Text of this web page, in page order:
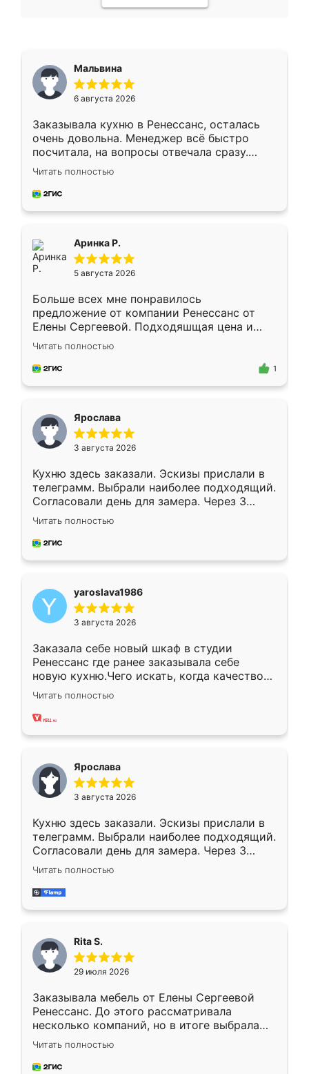
Мальвина
6 августа 2026
Заказывала кухню в Ренессанс, осталась
очень довольна. Менеджер всё быстро
посчитала, на вопросы отвечала сразу.
Замерщик приехал в субботу, подошёл к
делу со всей ответственностью. Собрали
за день, ребята работали аккуратно, даже
Читать полностью
Аринка Р.
5 августа 2026
Больше всех мне понравилось
предложение от компании Ренессанс от
Елены Сергеевой. Подходяшщая цена и
короткие сроки изготовления. Приехавший
для замера сотрудник Владислав
предложил по моему эскизу самый
Читать полностью
1
Ярослава
3 августа 2026
Кухню здесь заказали. Эскизы прислали в
телеграмм. Выбрали наиболее подходящий.
Согласовали день для замера. Через 3
недели кухня была уже готова. Остались
довольны работой. Спасибо Ренессанс
мебель за качественную работу!
Читать полностью
yaroslava1986
3 августа 2026
Заказала себе новый шкаф в студии
Ренессанс где ранее заказывала себе
новую кухню.Чего искать, когда качеством
вполне довольна. Служит кухня уже почти
два года, нареканий нет.
Читать полностью
Ярослава
3 августа 2026
Кухню здесь заказали. Эскизы прислали в
телеграмм. Выбрали наиболее подходящий.
Согласовали день для замера. Через 3
недели кухня была уже готова. Остались
довольны работой. Спасибо Ренессанс
мебель за качественную работу!
Читать полностью
Rita S.
29 июля 2026
Заказывала мебель от Елены Сергеевой
Ренессанс. До этого рассматривала
несколько компаний, но в итоге выбрала
эту. Сначала обговорили условия, потом
приехал замерщик, всё спокойно объяснил
и снял размеры. Изготовили в срок, с
Читать полностью